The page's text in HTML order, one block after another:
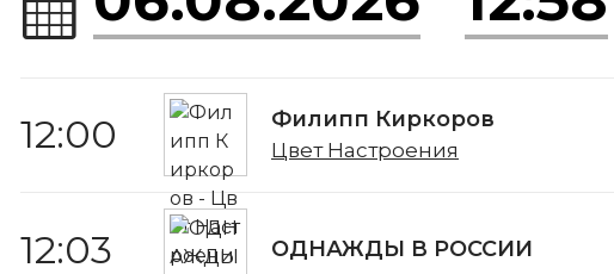
12:00 Филипп Киркоров
Цвет Настроения
12:03 ОДНАЖДЫ В РОССИИ